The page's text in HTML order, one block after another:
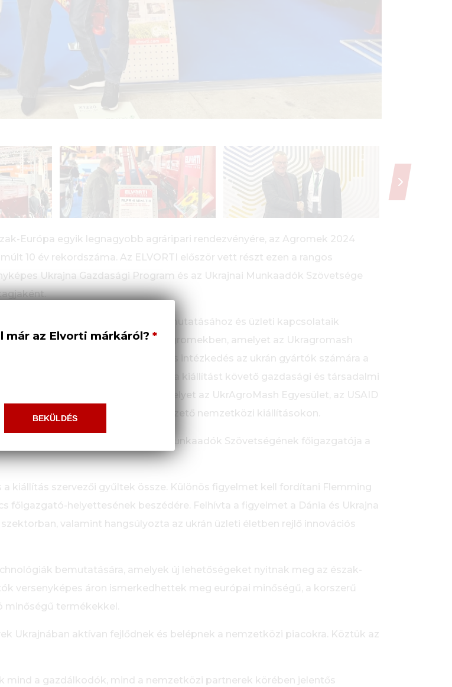
Európa egyik legnagyobb agráripari rendezvényére, az Agromek 2024
10 év rekordszáma. Az ELVORTI először vett részt ezen a rangos
Ukrajna Gazdasági Program és az Ukrajnai Munkaadók Szövetsége
vállalatok eredményeinek bemutatásához és üzleti kapcsolataik
Ukrajna Nemzeti Stand az Agromekben, amelyet az Ukragromash
támogatásával, amely fontos intézkedés az ukrán gyártók számára a
projektre Dániában került sor, és a kiállítást követő gazdasági és társadalmi
Ez már a 16. Nemzeti Stand, amelyet az UkrAgroMash Egyesület, az USAID
Szövetsége szervez vezető nemzetközi kiállításokon.
Ruszlan Iljicsev, az Ukrán Munkaadók Szövetségének főigazgatója a
kiállítás szervezői gyűltek össze. Különös figyelmet kell fordítani Flemming
főigazgató-helyettesének beszédére. Felhívta a figyelmet a Dánia és Ukrajna
valamint hangsúlyozta az ukrán üzleti életben rejlő innovációs
bemutatására, amelyek új lehetőségeket nyitnak meg az észak-
versenyképes áron ismerkedhettek meg európai minőségű, a korszerű
minőségű termékekkel.
Ukrajnában aktívan fejlődnek és belépnek a nemzetközi piacokra. Köztük az
a gazdálkodók, mind a nemzetközi partnerek körében jelentős
már az Elvorti márkáról?